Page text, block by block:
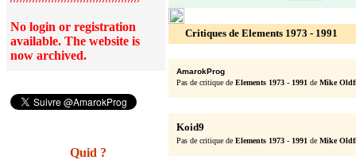
No login or registration
available. The website is
now archived.
Quid ?
Critiques de Elements 1973 - 1991
AmarokProg
Pas de critique de Elements 1973 - 1991 de Mike
Koid9
Pas de critique de Elements 1973 - 1991 de Mike